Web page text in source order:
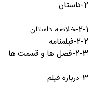
2-داستان
2-1-خلاصه داستان
2-2-فیلمنامه
2-3-فصل ها و قسمت ها
3-درباره فیلم